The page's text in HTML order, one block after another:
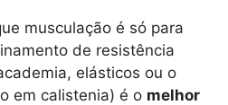
musculação é só para
de resistência
elásticos ou o
em calistenia) é o melhor